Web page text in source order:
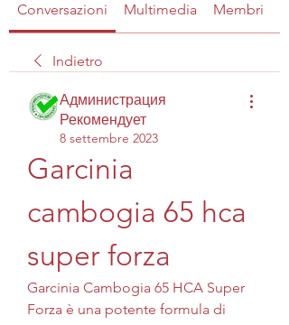
Conversazioni Multimedia Membri
Indietro
Администрация
Рекомендует
8 settembre 2023
Garcinia
cambogia 65 hca
super forza
Garcinia Cambogia 65 HCA Super
Forza è una potente formula di